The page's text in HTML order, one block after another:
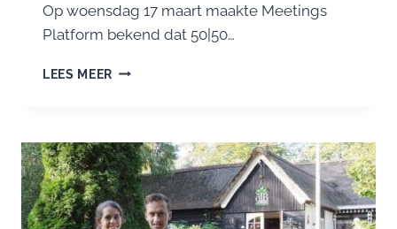
Op woensdag 17 maart maakte Meetings
Platform bekend dat 50|50…
LEES MEER 50|50
BESTE
VERGADERLOCATIE
VAN
NEDERLAND